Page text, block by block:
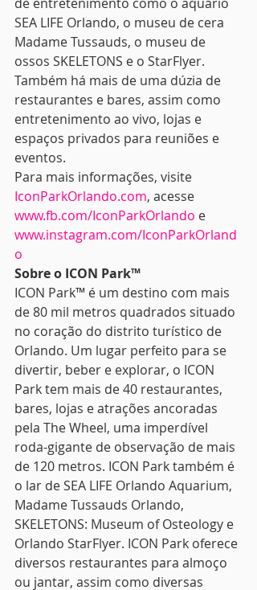
SEA LIFE Orlando, o museu de cera
Madame Tussauds, o museu de
ossos SKELETONS e o StarFlyer.
Também há mais de uma dúzia de
restaurantes e bares, assim como
entretenimento ao vivo, lojas e
espaços privados para reuniões e
eventos.
Para mais informações, visite
IconParkOrlando.com, acesse
www.fb.com/IconParkOrlando e
www.instagram.com/IconParkOrland
o
Sobre o ICON Park™
ICON Park™ é um destino com mais
de 80 mil metros quadrados situado
no coração do distrito turístico de
Orlando. Um lugar perfeito para se
divertir, beber e explorar, o ICON
Park tem mais de 40 restaurantes,
bares, lojas e atrações ancoradas
pela The Wheel, uma imperdível
roda-gigante de observação de mais
de 120 metros. ICON Park também é
o lar de SEA LIFE Orlando Aquarium,
Madame Tussauds Orlando,
SKELETONS: Museum of Osteology e
Orlando StarFlyer. ICON Park oferece
diversos restaurantes para almoço
ou jantar, assim como diversas